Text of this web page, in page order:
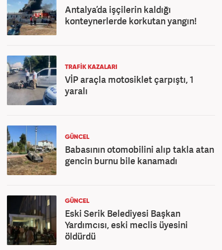
Antalya’da işçilerin kaldığı
konteynerlerde korkutan yangın!
TRAFIK KAZALARI
VİP araçla motosiklet çarpıştı, 1
yaralı
GÜNCEL
Babasının otomobilini alıp takla atan
gencin burnu bile kanamadı
GÜNCEL
Eski Serik Belediyesi Başkan
Yardımcısı, eski meclis üyesini
öldürdü